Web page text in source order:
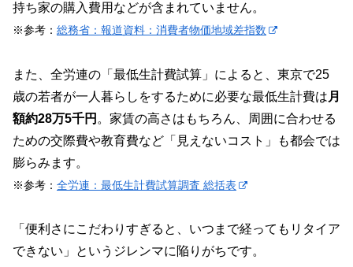
持ち家の購入費用などが含まれていません。
※参考： 総務省：報道資料：消費者物価地域差指数
また、全労連の「最低生計費試算」によると、東京で25
歳の若者が一人暮らしをするために必要な最低生計費は 月
額約28万5千円 。家賃の高さはもちろん、周囲に合わせる
ための交際費や教育費など「見えないコスト」も都会では
膨らみます。
※参考： 全労連：最低生計費試算調査 総括表
「便利さにこだわりすぎると、いつまで経ってもリタイア
できない」というジレンマに陥りがちです。